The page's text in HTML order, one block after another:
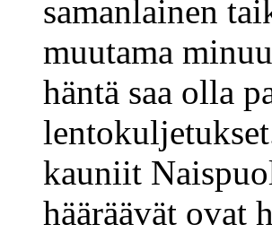
samanlainen
muutama
häntä saa olla
kauniit
hääräävät ovat